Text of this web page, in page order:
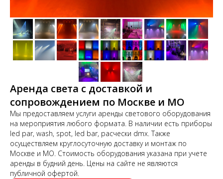
Аренда света с доставкой и
сопровождением по Москве и МО
Мы предоставляем услуги аренды светового оборудования
на мероприятия любого формата. В наличии есть приборы
led par, wash, spot, led bar, расчески dmx. Также
осуществляем круглосуточную доставку и монтаж по
Москве и МО. Стоимость оборудования указана при учете
аренды в будний день. Цены на сайте не являются
публичной офертой.